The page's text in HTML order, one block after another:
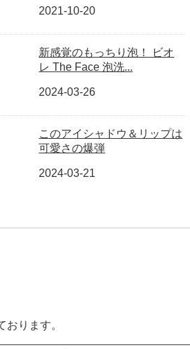
2021-10-20
新感覚のもっちり泡！ ビオ
レ The Face 泡洗...
2024-03-26
このアイシャドウ＆リップは
可愛さの爆弾
2024-03-21
おります。